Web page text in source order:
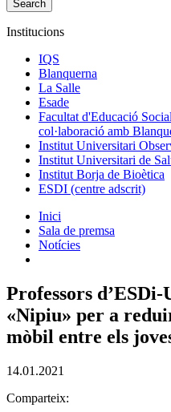
Institucions
IQS
Blanquerna
La Salle
Esade
Facultat d'Educació
col·laboració amb
Institut Universitari
Institut Universitari de
Institut Borja de Bioètica
ESDI (centre adscrit)
Inici
Sala de premsa
Notícies
Professors d’ESDi-
«Nipiu» per a
mòbil entre els
14.01.2021
Comparteix: